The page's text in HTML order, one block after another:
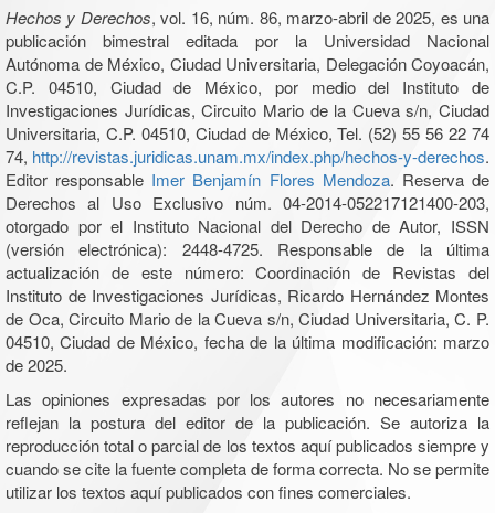
Hechos y Derechos, vol. 16, núm. 86, marzo-abril de 2025, es una
publicación bimestral editada por la Universidad Nacional
Autónoma de México, Ciudad Universitaria, Delegación Coyoacán,
C.P. 04510, Ciudad de México, por medio del Instituto de
Investigaciones Jurídicas, Circuito Mario de la Cueva s/n, Ciudad
Universitaria, C.P. 04510, Ciudad de México, Tel. (52) 55 56 22 74
74, http://revistas.juridicas.unam.mx/index.php/hechos-y-derechos.
Editor responsable Imer Benjamín Flores Mendoza. Reserva de
Derechos al Uso Exclusivo núm. 04-2014-052217121400-203,
otorgado por el Instituto Nacional del Derecho de Autor, ISSN
(versión electrónica): 2448-4725. Responsable de la última
actualización de este número: Coordinación de Revistas del
Instituto de Investigaciones Jurídicas, Ricardo Hernández Montes
de Oca, Circuito Mario de la Cueva s/n, Ciudad Universitaria, C. P.
04510, Ciudad de México, fecha de la última modificación: marzo
de 2025.
Las opiniones expresadas por los autores no necesariamente
reflejan la postura del editor de la publicación. Se autoriza la
reproducción total o parcial de los textos aquí publicados siempre y
cuando se cite la fuente completa de forma correcta. No se permite
utilizar los textos aquí publicados con fines comerciales.